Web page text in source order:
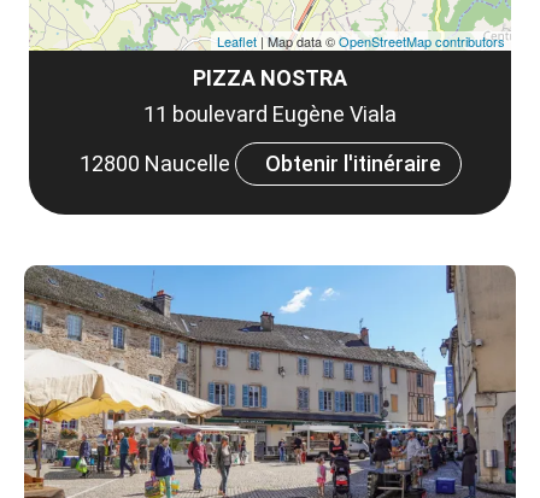
PIZZA NOSTRA
11 boulevard Eugène Viala
12800 Naucelle
Obtenir l'itinéraire
Leaflet | Map data ©OpenStreetMap contributors